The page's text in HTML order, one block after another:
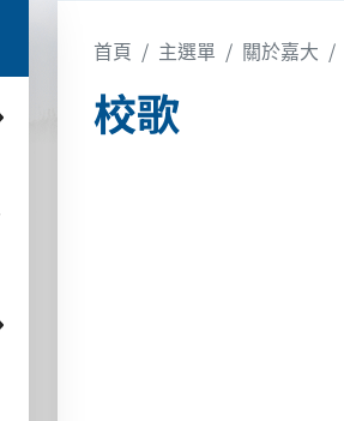
首頁 主選單 關於嘉大
校歌